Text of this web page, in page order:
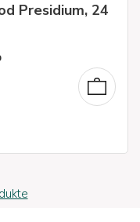
Presidium, 24